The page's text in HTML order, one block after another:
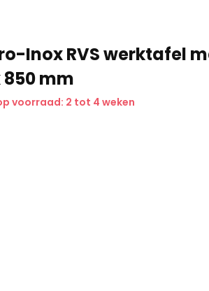
Inox RVS werktafel
850 mm
voorraad: 2 tot 4 weken